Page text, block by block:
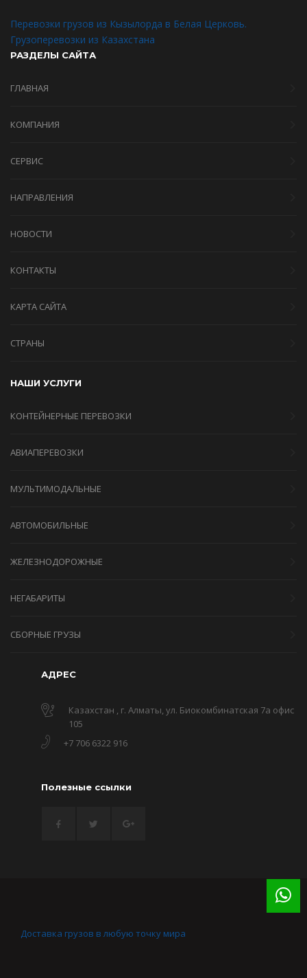
Перевозки грузов из Кызылорда в Белая Церковь.
Грузоперевозки из Казахстана
РАЗДЕЛЫ САЙТА
ГЛАВНАЯ
КОМПАНИЯ
СЕРВИС
НАПРАВЛЕНИЯ
НОВОСТИ
КОНТАКТЫ
КАРТА САЙТА
СТРАНЫ
НАШИ УСЛУГИ
КОНТЕЙНЕРНЫЕ ПЕРЕВОЗКИ
АВИАПЕРЕВОЗКИ
МУЛЬТИМОДАЛЬНЫЕ
АВТОМОБИЛЬНЫЕ
ЖЕЛЕЗНОДОРОЖНЫЕ
НЕГАБАРИТЫ
СБОРНЫЕ ГРУЗЫ
АДРЕС
Казахстан , г. Алматы, ул. Биокомбинатская 7а офис
105
+7 706 6322 916
Полезные ссылки
Доставка грузов в любую точку мира